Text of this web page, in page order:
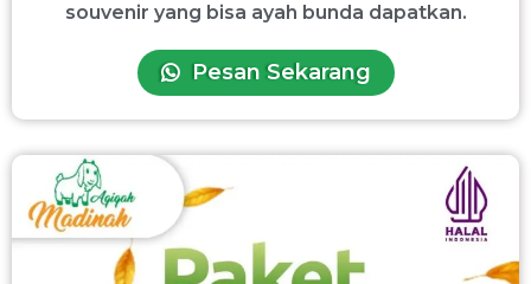
souvenir yang bisa ayah bunda dapatkan.
Pesan Sekarang